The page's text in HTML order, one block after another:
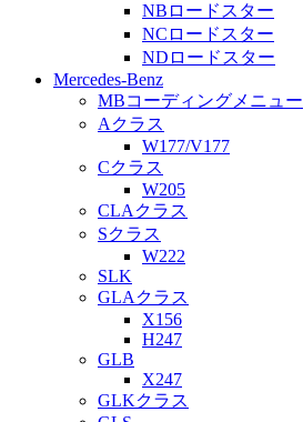
NBロードスター
NCロードスター
NDロードスター
Mercedes-Benz
MBコーディングメニュー
Aクラス
W177/V177
Cクラス
W205
CLAクラス
Sクラス
W222
SLK
GLAクラス
X156
H247
GLB
X247
GLKクラス